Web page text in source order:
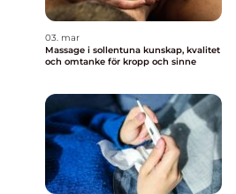
03. mar
Massage i sollentuna kunskap, kvalitet
och omtanke för kropp och sinne